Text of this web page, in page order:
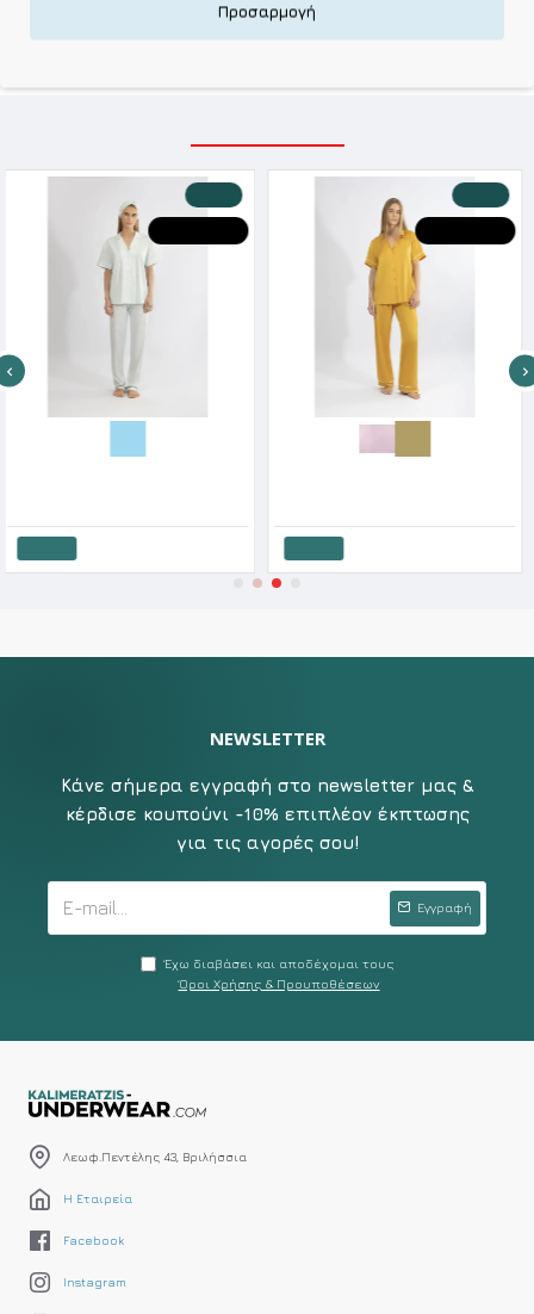
Απολαύστε Υφάσματα Φιλικά Προς το Δέρμα & Ανώτερη
Ποιότητα σε Προσιτές τιμές
HOT DEALS HOT DEALS
NEWSLETTER
Κάνε σήμερα εγγραφή στο newsletter μας &
κέρδισε κουπούνι -10% επιπλέον έκπτωσης
για τις αγορές σου!
Εγγραφή
Έχω διαβάσει και αποδέχομαι τους
Όροι Χρήσης & Προυποθέσεων
Λεωφ.Πεντέλης 43, Βριλήσσια
Η Εταιρεία
Facebook
Instagram
Προσαρμογή